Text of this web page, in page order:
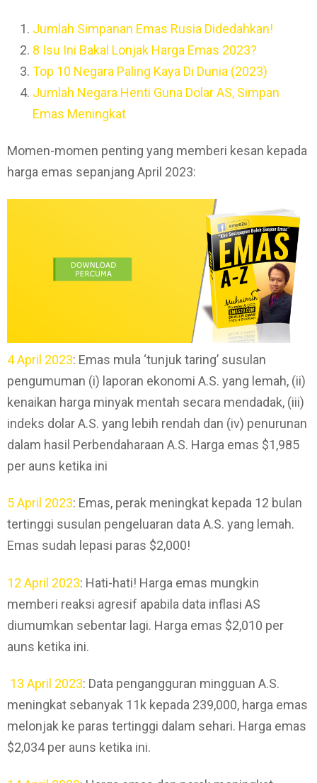
Jumlah Simpanan Emas Rusia Didedahkan!
8 Isu Ini Bakal Lonjak Harga Emas 2023?
Top 10 Negara Paling Kaya Di Dunia (2023)
Jumlah Negara Henti Guna Dolar AS, Simpan
Emas Meningkat
Momen-momen penting yang memberi kesan kepada
harga emas sepanjang April 2023:
4 April 2023: Emas mula ‘tunjuk taring’ susulan
pengumuman (i) laporan ekonomi A.S. yang lemah, (ii)
kenaikan harga minyak mentah secara mendadak, (iii)
indeks dolar A.S. yang lebih rendah dan (iv) penurunan
dalam hasil Perbendaharaan A.S. Harga emas $1,985
per auns ketika ini
5 April 2023: Emas, perak meningkat kepada 12 bulan
tertinggi susulan pengeluaran data A.S. yang lemah.
Emas sudah lepasi paras $2,000!
12 April 2023: Hati-hati! Harga emas mungkin
memberi reaksi agresif apabila data inflasi AS
diumumkan sebentar lagi. Harga emas $2,010 per
auns ketika ini.
13 April 2023: Data pengangguran mingguan A.S.
meningkat sebanyak 11k kepada 239,000, harga emas
melonjak ke paras tertinggi dalam sehari. Harga emas
$2,034 per auns ketika ini.